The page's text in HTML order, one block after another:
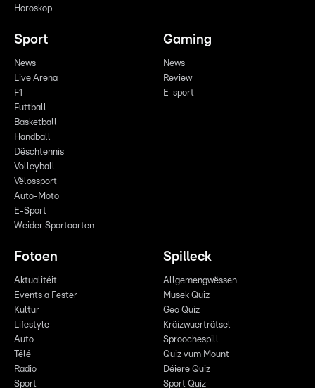
Horoskop
Sport
News
Live Arena
F1
Futtball
Basketball
Handball
Dëschtennis
Volleyball
Vëlossport
Auto-Moto
E-Sport
Weider Sportaarten
Gaming
News
Review
E-sport
Fotoen
Aktualitéit
Events a Fester
Kultur
Lifestyle
Auto
Télé
Radio
Sport
Spilleck
Allgemengwëssen
Musek Quiz
Geo Quiz
Kräizwuerträtsel
Sproochespill
Quiz vum Mount
Déiere Quiz
Sport Quiz